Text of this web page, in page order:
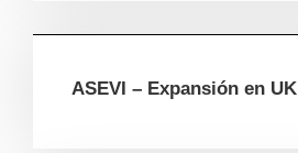
ASEVI – Expansión en UK